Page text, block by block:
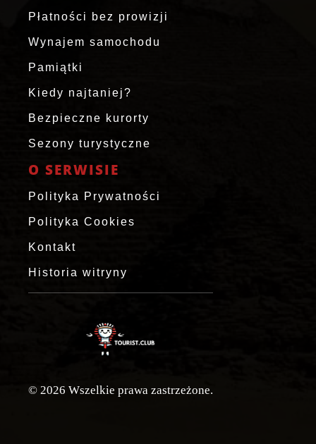
Płatności bez prowizji
Wynajem samochodu
Pamiątki
Kiedy najtaniej?
Bezpieczne kurorty
Sezony turystyczne
O SERWISIE
Polityka Prywatności
Polityka Cookies
Kontakt
Historia witryny
© 2026 Wszelkie prawa zastrzeżone.